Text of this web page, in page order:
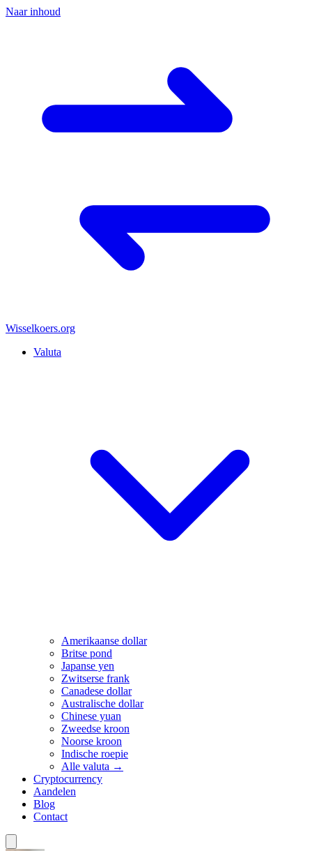
Naar inhoud
Wisselkoers.org
Valuta
Amerikaanse dollar
Britse pond
Japanse yen
Zwitserse frank
Canadese dollar
Australische dollar
Chinese yuan
Zweedse kroon
Noorse kroon
Indische roepie
Alle valuta →
Cryptocurrency
Aandelen
Blog
Contact